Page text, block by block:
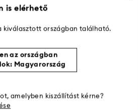
is elérhető
kiválasztott országban található.
az országban
Magyarország
amelyben kiszállítást kérne?